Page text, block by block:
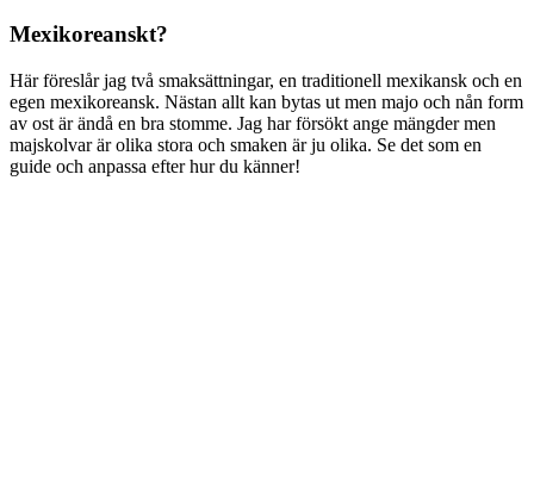
Mexikoreanskt?
Här föreslår jag två smaksättningar, en traditionell mexikansk och en
egen mexikoreansk. Nästan allt kan bytas ut men majo och nån form
av ost är ändå en bra stomme. Jag har försökt ange mängder men
majskolvar är olika stora och smaken är ju olika. Se det som en
guide och anpassa efter hur du känner!